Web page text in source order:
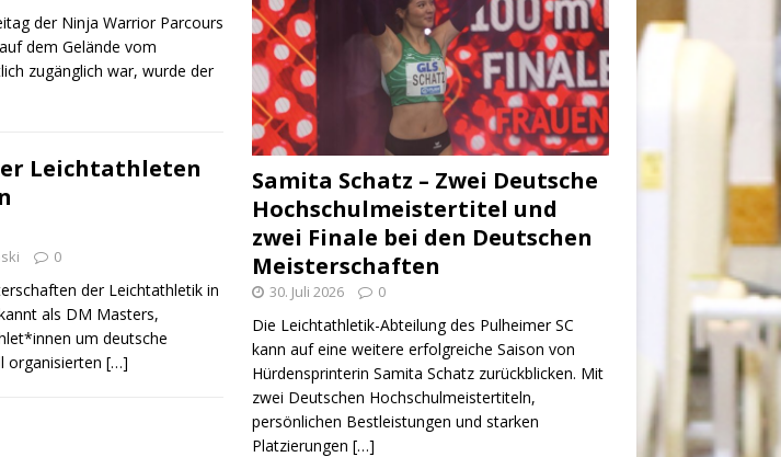
der Ninja Warrior Parcours
dem Gelände vom
zugänglich war, wurde der
Leichtathleten
0
der Leichtathletik in
als DM Masters,
um deutsche
organisierten […]
Samita Schatz – Zwei Deutsche
Hochschulmeistertitel und
zwei Finale bei den Deutschen
Meisterschaften
30. Juli 2026 0
Die Leichtathletik-Abteilung des Pulheimer SC
kann auf eine weitere erfolgreiche Saison von
Hürdensprinterin Samita Schatz zurückblicken. Mit
zwei Deutschen Hochschulmeistertiteln,
persönlichen Bestleistungen und starken
Platzierungen […]